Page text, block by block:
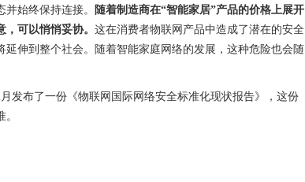
始终保持连接。
随着制造商在“智能家居”产品的价格上展开
可以悄悄妥协。 这在消费者物联网产品中造成了潜在的安全
伸到整个社会。随着智能家庭网络的发展，这种危险也会随
发布了一份《物联网国际网络安全标准化现状报告》，这份